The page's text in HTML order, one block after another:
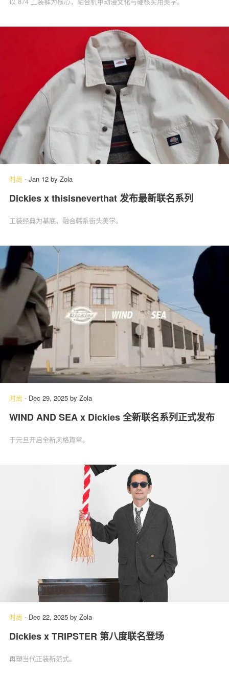
时尚 - Jan 12 by Zola
Dickies x thisisneverthat 发布最新联名系列
工装经典为基底，融合韩系街头美学。
时尚 - Dec 29, 2025 by Zola
WIND AND SEA x Dickies 全新联名系列正式发布
于元旦开启全新风格篇章。
时尚 - Dec 22, 2025 by Zola
Dickies x TRIPSTER 第八度联名登场
再塑当代正装新范式。